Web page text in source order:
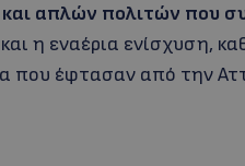
απλών πολιτών που
η εναέρια ενίσχυση,
που έφτασαν από την